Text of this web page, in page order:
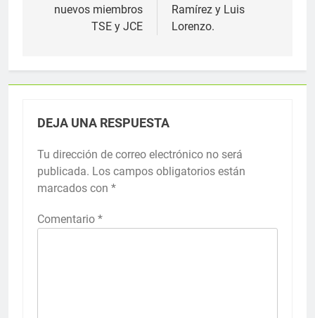
nuevos miembros
TSE y JCE
Ramírez y Luis
Lorenzo.
DEJA UNA RESPUESTA
Tu dirección de correo electrónico no será
publicada. Los campos obligatorios están
marcados con *
Comentario *